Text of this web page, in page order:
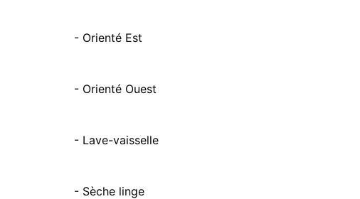
- Orienté Est
- Orienté Ouest
- Lave-vaisselle
- Sèche linge